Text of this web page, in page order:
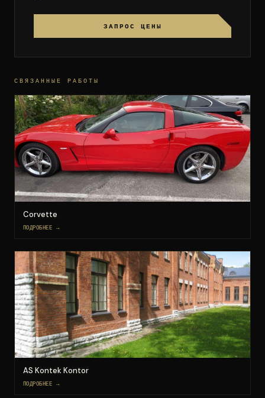
ЗАПРОС ЦЕНЫ
СВЯЗАННЫЕ РАБОТЫ
Corvette
ПОДРОБНЕЕ →
AS Kontek Kontor
ПОДРОБНЕЕ →